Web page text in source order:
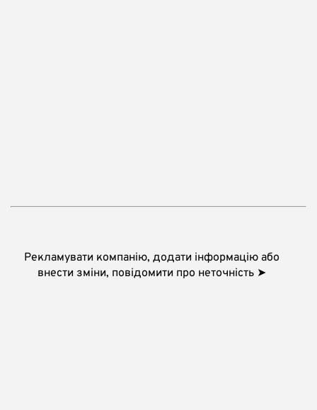
Рекламувати компанію, додати інформацію або
внести зміни, повідомити про неточність ➤